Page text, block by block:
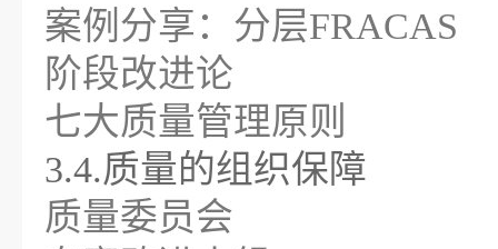
案例分享：分层FRACAS
阶段改进论
七大质量管理原则
3.4.质量的组织保障
质量委员会